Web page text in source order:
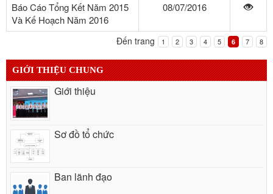
Báo Cáo Tổng Kết Năm 2015
Và Kế Hoạch Năm 2016
08/07/2016
Đến trang 1 2 3 4 5 6 7 8
GIỚI THIỆU CHUNG
Giới thiệu
Sơ đồ tổ chức
Ban lãnh đạo